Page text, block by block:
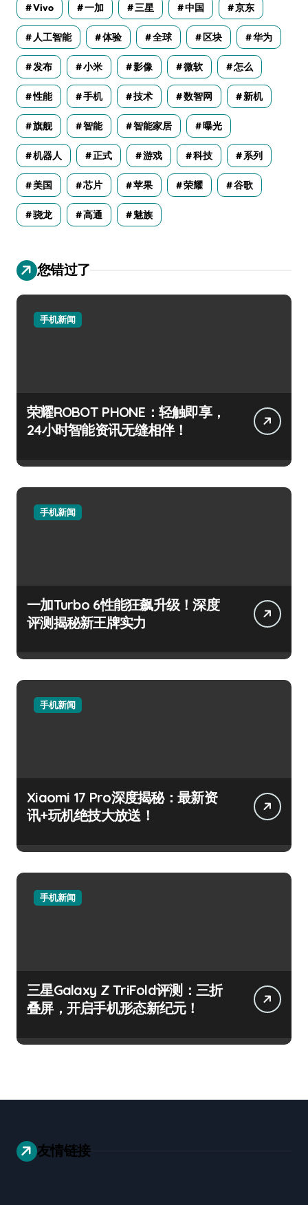
Vivo 一加 三星 中国 京东
人工智能 体验 全球 区块 华为
发布 小米 影像 微软 怎么
性能 手机 技术 数智网 新机
旗舰 智能 智能家居 曝光
机器人 正式 游戏 科技 系列
美国 芯片 苹果 荣耀 谷歌
骁龙 高通 魅族
您错过了
手机新闻
荣耀ROBOT PHONE：轻触即享，
24小时智能资讯无缝相伴！
手机新闻
一加Turbo 6性能狂飙升级！深度
评测揭秘新王牌实力
手机新闻
Xiaomi 17 Pro深度揭秘：最新资
讯+玩机绝技大放送！
手机新闻
三星Galaxy Z TriFold评测：三折
叠屏，开启手机形态新纪元！
友情链接